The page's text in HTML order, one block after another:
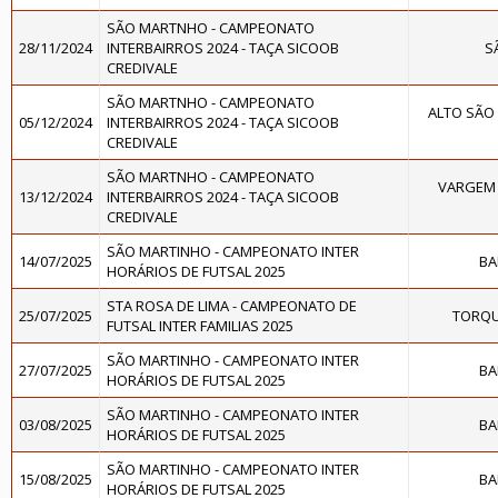
28/11/2024
SÃO MARTNHO - CAMPEONATO
INTERBAIRROS 2024 - TAÇA SICOOB
CREDIVALE
05/12/2024
SÃO MARTNHO - CAMPEONATO
INTERBAIRROS 2024 - TAÇA SICOOB
CREDIVALE
ALTO
13/12/2024
SÃO MARTNHO - CAMPEONATO
INTERBAIRROS 2024 - TAÇA SICOOB
CREDIVALE
14/07/2025
SÃO MARTINHO - CAMPEONATO INTER
HORÁRIOS DE FUTSAL 2025
25/07/2025
STA ROSA DE LIMA - CAMPEONATO DE
FUTSAL INTER FAMILIAS 2025
27/07/2025
SÃO MARTINHO - CAMPEONATO INTER
HORÁRIOS DE FUTSAL 2025
03/08/2025
SÃO MARTINHO - CAMPEONATO INTER
HORÁRIOS DE FUTSAL 2025
15/08/2025
SÃO MARTINHO - CAMPEONATO INTER
HORÁRIOS DE FUTSAL 2025